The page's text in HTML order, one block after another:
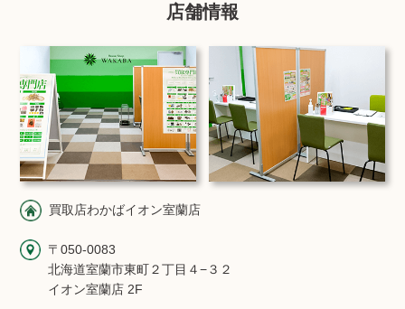
店舗情報
買取店わかばイオン室蘭店
〒050-0083
北海道室蘭市東町２丁目４−３２
イオン室蘭店 2F